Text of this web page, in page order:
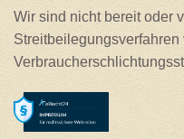
Wir sind nicht bereit oder
Streitbeilegungsverfahren